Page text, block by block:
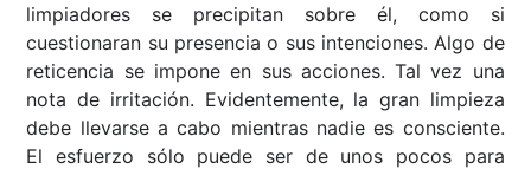
limpiadores se precipitan sobre él, como si
cuestionaran su presencia o sus intenciones. Algo de
reticencia se impone en sus acciones. Tal vez una
nota de irritación. Evidentemente, la gran limpieza
debe llevarse a cabo mientras nadie es consciente.
El esfuerzo sólo puede ser de unos pocos para